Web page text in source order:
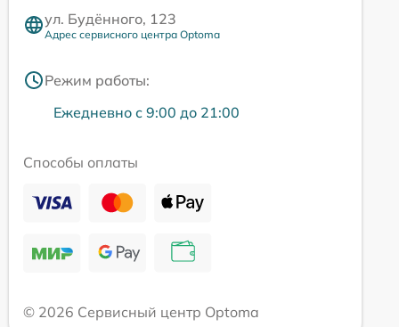
ул. Будённого, 123
Адрес сервисного центра Optoma
Режим работы:
Ежедневно с 9:00 до 21:00
Способы оплаты
© 2026 Сервисный центр Optoma